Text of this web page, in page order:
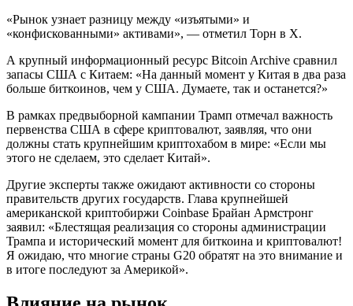
«Рынок узнает разницу между «изъятыми» и
«конфискованными» активами», — отметил Торн в X.
А крупный информационный ресурс Bitcoin Archive сравнил
запасы США с Китаем: «На данный момент у Китая в два раза
больше биткоинов, чем у США. Думаете, так и останется?»
В рамках предвыборной кампании Трамп отмечал важность
первенства США в сфере криптовалют, заявляя, что они
должны стать крупнейшим криптохабом в мире: «Если мы
этого не сделаем, это сделает Китай».
Другие эксперты также ожидают активности со стороны
правительств других государств. Глава крупнейшей
американской криптобиржи Coinbase Брайан Армстронг
заявил: «Блестящая реализация со стороны администрации
Трампа и исторический момент для биткоина и криптовалют!
Я ожидаю, что многие страны G20 обратят на это внимание и
в итоге последуют за Америкой».